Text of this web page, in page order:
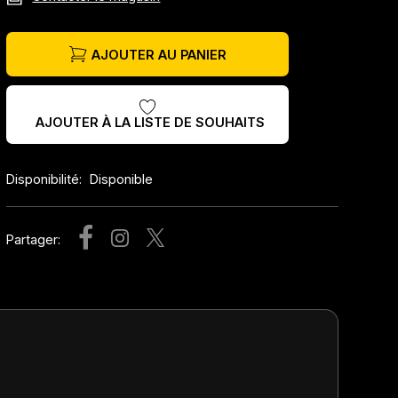
AJOUTER AU PANIER
AJOUTER À LA LISTE DE SOUHAITS
Disponibilité: Disponible
Partager: